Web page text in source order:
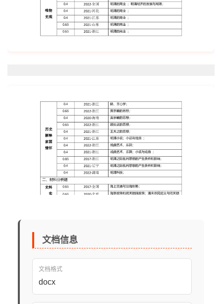
文档信息
文档格式
docx